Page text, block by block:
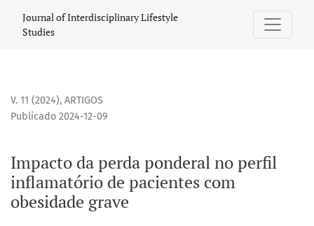
Impacto da perda ponderal no perfil inflamatório de
Journal of Interdisciplinary Lifestyle
Studies
V. 11 (2024), ARTIGOS
Impacto da perda ponderal no perfil
inflamatório de pacientes com
obesidade grave
Publicado 2024-12-09